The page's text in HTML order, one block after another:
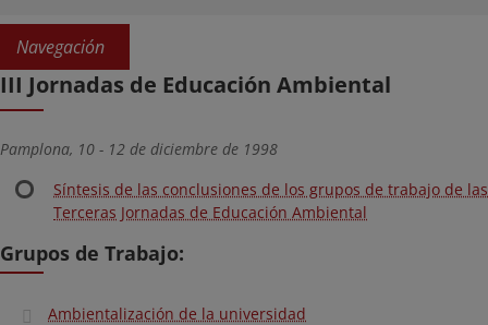
Navegación
III Jornadas de Educación Ambiental
Pamplona, 10 - 12 de diciembre de 1998
Síntesis de las conclusiones de los grupos de trabajo de las
Terceras Jornadas de Educación Ambiental
Grupos de Trabajo:
Ambientalización de la universidad